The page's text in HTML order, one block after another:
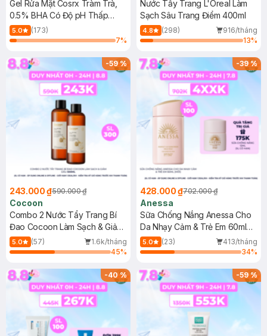
Gel Rửa Mặt Cosrx Tràm Trà,
0.5% BHA Có Độ pH Thấp
150ml
5.0
(173)
7%
Nước Tẩy Trang L'Oreal Làm
Sạch Sâu Trang Điểm 400ml
4.8 (298)
916/tháng
13%
-59%
243.000 ₫590.000 ₫
Cocoon
Combo 2 Nước Tẩy Trang Bí
Đao Cocoon Làm Sạch & Giảm
Dầu 500ml
5.0 (57)
1.6k/tháng
45%
-39%
428.000 ₫702.000 ₫
Anessa
Sữa Chống Nắng Anessa Cho
Da Nhạy Cảm & Trẻ Em 60ml
(Mới)
5.0 (23)
413/tháng
34%
-40% -59%